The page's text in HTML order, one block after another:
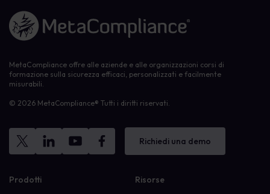
Link alla homepage
MetaCompliance offre alle aziende e alle organizzazioni corsi di
formazione sulla sicurezza efficaci, personalizzati e facilmente
misurabili.
© 2026 MetaCompliance® Tutti i diritti riservati.
Richiedi una demo
Prodotti Risorse